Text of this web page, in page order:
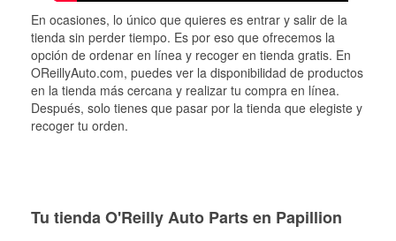
En ocasiones, lo único que quieres es entrar y salir de la
tienda sin perder tiempo. Es por eso que ofrecemos la
opción de ordenar en línea y recoger en tienda gratis. En
OReillyAuto.com, puedes ver la disponibilidad de productos
en la tienda más cercana y realizar tu compra en línea.
Después, solo tienes que pasar por la tienda que elegiste y
recoger tu orden.
Tu tienda O'Reilly Auto Parts en Papillion